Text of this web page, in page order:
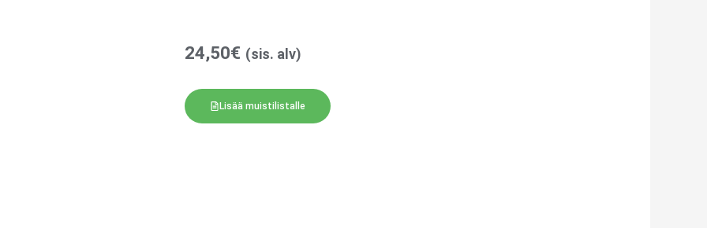
24,50€ (sis. alv)
Lisää muistilistalle